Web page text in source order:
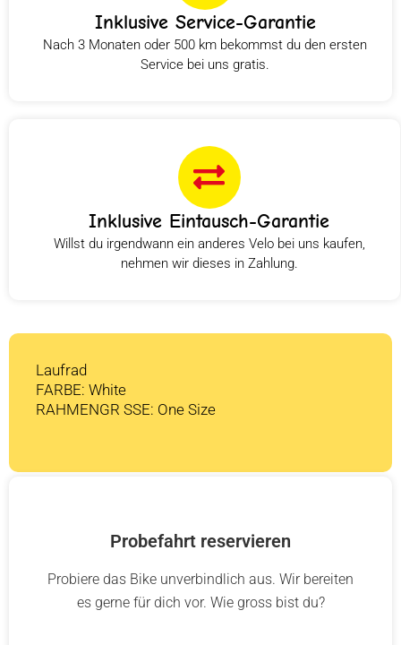
Inklusive Service-Garantie
Nach 3 Monaten oder 500 km bekommst du den ersten
Service bei uns gratis.
Inklusive Eintausch-Garantie
Willst du irgendwann ein anderes Velo bei uns kaufen,
nehmen wir dieses in Zahlung.
Laufrad
FARBE: White
RAHMENGR SSE: One Size
Probefahrt reservieren
Probiere das Bike unverbindlich aus. Wir bereiten
es gerne für dich vor. Wie gross bist du?